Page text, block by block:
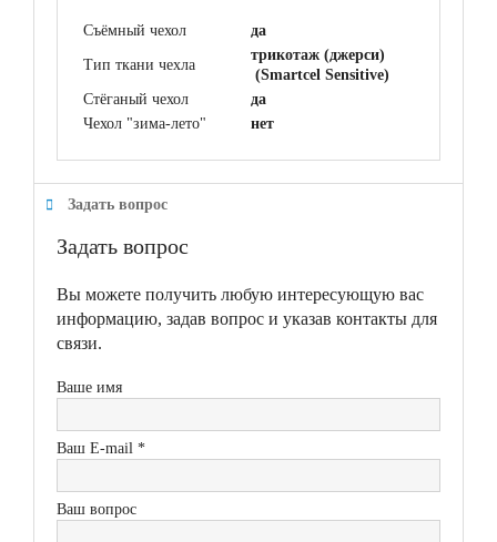
Съёмный чехол да
Тип ткани чехла
трикотаж (джерси)
(Smartcel Sensitive)
Стёганый чехол
да
Чехол "зима-лето"
нет
Задать вопрос
Задать вопрос
Вы можете получить любую интересующую вас
информацию, задав вопрос и указав контакты для
связи.
Ваше имя
Ваш E-mail *
Ваш вопрос